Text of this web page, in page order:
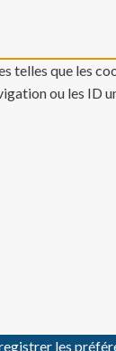
telles que les
ou les ID
les